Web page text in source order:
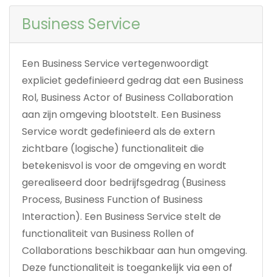
Business Service
Een Business Service vertegenwoordigt
expliciet gedefinieerd gedrag dat een Business
Rol, Business Actor of Business Collaboration
aan zijn omgeving blootstelt. Een Business
Service wordt gedefinieerd als de extern
zichtbare (logische) functionaliteit die
betekenisvol is voor de omgeving en wordt
gerealiseerd door bedrijfsgedrag (Business
Process, Business Function of Business
Interaction). Een Business Service stelt de
functionaliteit van Business Rollen of
Collaborations beschikbaar aan hun omgeving.
Deze functionaliteit is toegankelijk via een of